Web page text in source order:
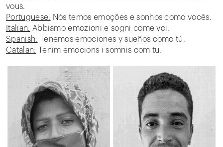
vous.
Portuguese: Nós temos emoções e sonhos como vocês.
Italian: Abbiamo emozioni e sogni come voi.
Spanish: Tenemos emociones y sueños como tú.
Catalan: Tenim emocions i somnis com tu.